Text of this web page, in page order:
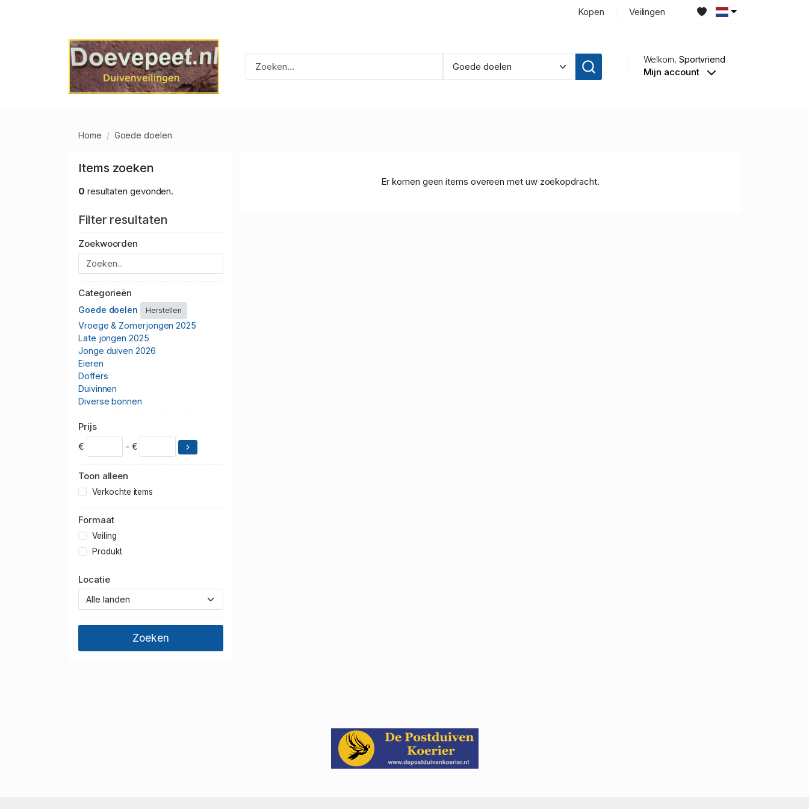
Kopen Veilingen
Welkom, Sportvriend
Mijn account
Home Goede doelen
Items zoeken
0 resultaten gevonden.
Filter resultaten
Zoekwoorden
Categorieën
Goede doelen Herstellen
Vroege & Zomerjongen 2025
Late jongen 2025
Jonge duiven 2026
Eieren
Doffers
Duivinnen
Diverse bonnen
Prijs
€ - €
Toon alleen
Verkochte items
Formaat
Veiling
Produkt
Locatie
Er komen geen items overeen met uw zoekopdracht.